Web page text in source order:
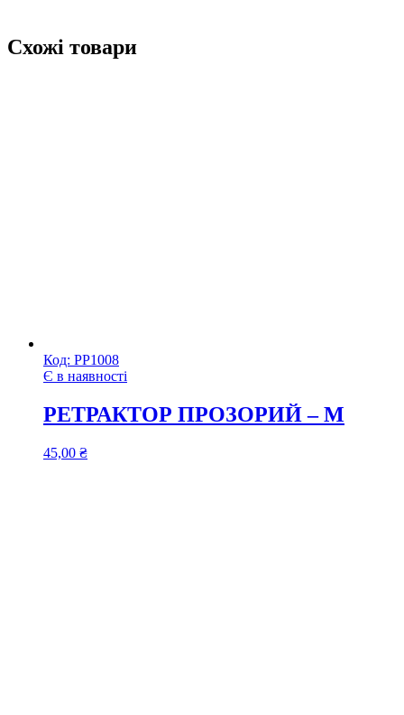
Схожі товари
Код: РР1008
Є в наявності
РЕТРАКТОР ПРОЗОРИЙ – М
45,00 ₴